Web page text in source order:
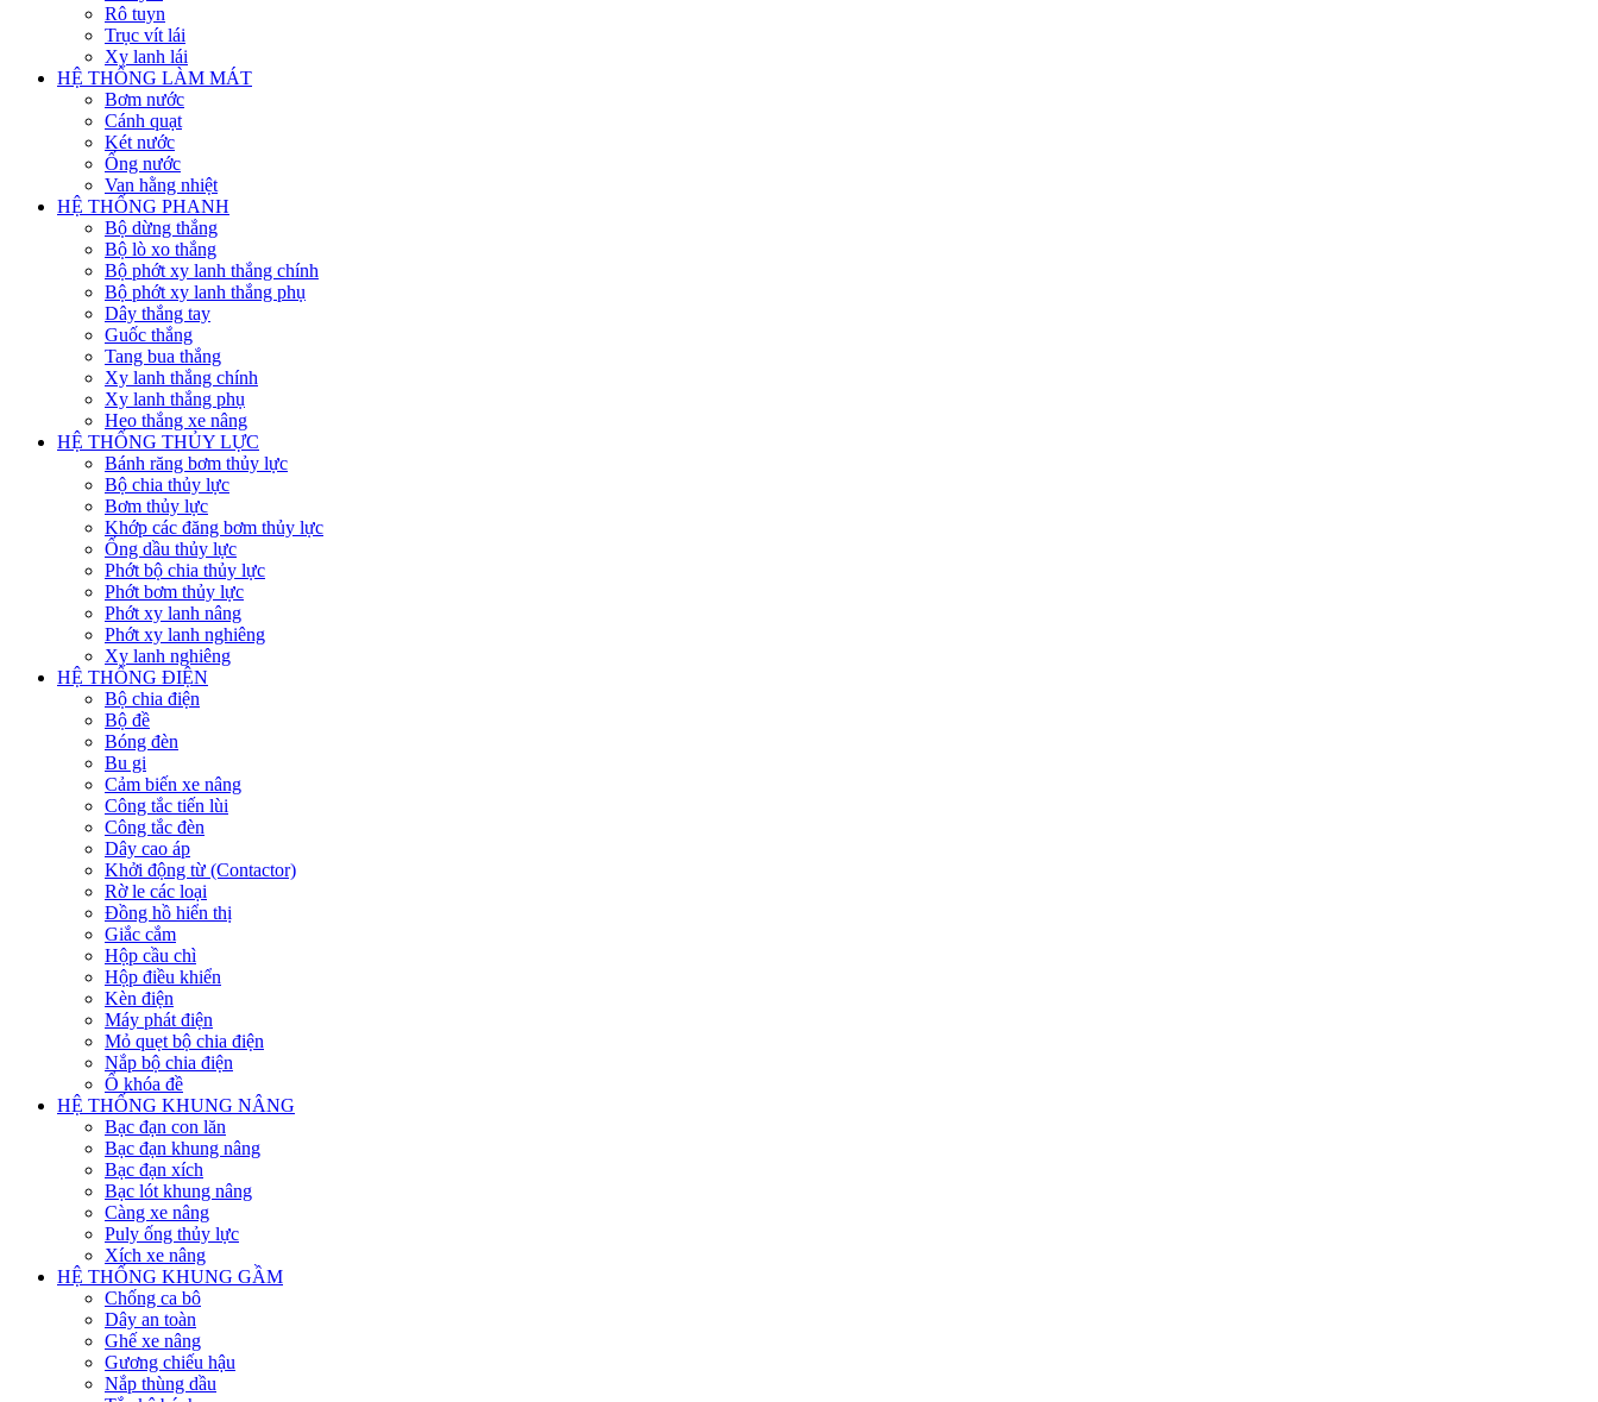
Rô tuyn
Trục vít lái
Xy lanh lái
HỆ THỐNG LÀM MÁT
Bơm nước
Cánh quạt
Két nước
Ống nước
Van hằng nhiệt
HỆ THỐNG PHANH
Bộ dừng thắng
Bộ lò xo thắng
Bộ phớt xy lanh thắng chính
Bộ phớt xy lanh thắng phụ
Dây thắng tay
Guốc thắng
Tang bua thắng
Xy lanh thắng chính
Xy lanh thắng phụ
Heo thắng xe nâng
HỆ THỐNG THỦY LỰC
Bánh răng bơm thủy lực
Bộ chia thủy lực
Bơm thủy lực
Khớp các đăng bơm thủy lực
Ống dầu thủy lực
Phớt bộ chia thủy lực
Phớt bơm thủy lực
Phớt xy lanh nâng
Phớt xy lanh nghiêng
Xy lanh nghiêng
HỆ THỐNG ĐIỆN
Bộ chia điện
Bộ đề
Bóng đèn
Bu gi
Cảm biến xe nâng
Công tắc tiến lùi
Công tắc đèn
Dây cao áp
Khởi động từ (Contactor)
Rờ le các loại
Đồng hồ hiển thị
Giắc cắm
Hộp cầu chì
Hộp điều khiển
Kèn điện
Máy phát điện
Mỏ quẹt bộ chia điện
Nắp bộ chia điện
Ổ khóa đề
HỆ THỐNG KHUNG NÂNG
Bạc đạn con lăn
Bạc đạn khung nâng
Bạc đạn xích
Bạc lót khung nâng
Càng xe nâng
Puly ống thủy lực
Xích xe nâng
HỆ THỐNG KHUNG GẦM
Chống ca bô
Dây an toàn
Ghế xe nâng
Gương chiếu hậu
Nắp thùng dầu